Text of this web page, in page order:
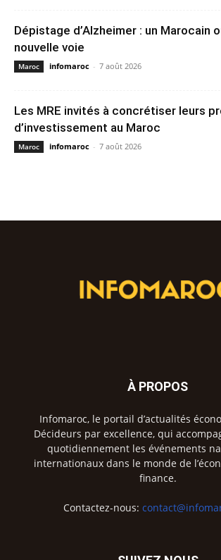
Dépistage d’Alzheimer : un Marocain
nouvelle voie
Maroc infomaroc - 7 août 2026
Les MRE invités à concrétiser leurs
d’investissement au Maroc
Maroc infomaroc - 7 août 2026
À PROPOS
Infomaroc, le portail d’actualités
Décideurs par excellence, qui
quotidiennement les événements
internationaux dans le monde de
finance.
Contactez-nous: